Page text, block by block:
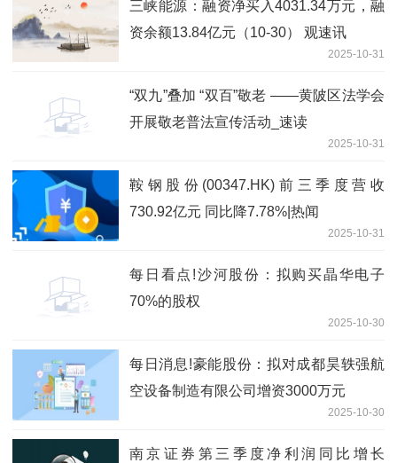
三峡能源：融资净买入4031.34万元，融
资余额13.84亿元（10-30） 观速讯
2025-10-31
“双九”叠加 “双百”敬老​ ——黄陂区法学会
开展敬老普法宣传活动_速读
2025-10-31
鞍钢股份(00347.HK)前三季度营收
730.92亿元 同比降7.78%|热闻
2025-10-31
每日看点!沙河股份：拟购买晶华电子
70%的股权
2025-10-30
每日消息!豪能股份：拟对成都昊轶强航
空设备制造有限公司增资3000万元
2025-10-30
南京证券第三季度净利润同比增长